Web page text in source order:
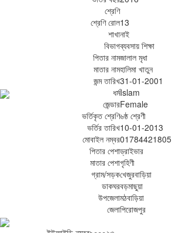
শ্রেণি
শ্রেণি রোল13
শাখানাই
বিভাগব্যবসায় শিক্ষা
পিতার নামজালাল মৃধা
মাতার নামহালিমা খাতুন
জন্ম তারিখ31-01-2001
ধর্মIslam
জেন্ডারFemale
ভর্তিকৃত শ্রেণি৬ষ্ঠ শ্রেণী
ভর্তির তারিখ10-01-2013
মোবাইল নম্বর01784421805
পিতার পেশাড্রাইভার
মাতার পেশাগৃহিণী
গ্রাম/সড়কখেজুরবাড়িয়া
ডাকঘরবড়মাছুয়া
উপজেলামঠবাড়িয়া
জেলাপিরোজপুর